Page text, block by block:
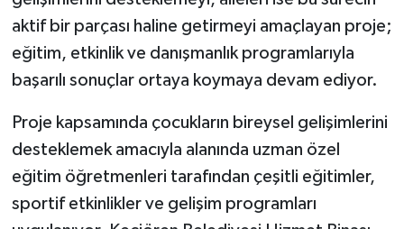
aktif bir parçası haline getirmeyi amaçlayan proje;
eğitim, etkinlik ve danışmanlık programlarıyla
başarılı sonuçlar ortaya koymaya devam ediyor.
Proje kapsamında çocukların bireysel gelişimlerini
desteklemek amacıyla alanında uzman özel
eğitim öğretmenleri tarafından çeşitli eğitimler,
sportif etkinlikler ve gelişim programları